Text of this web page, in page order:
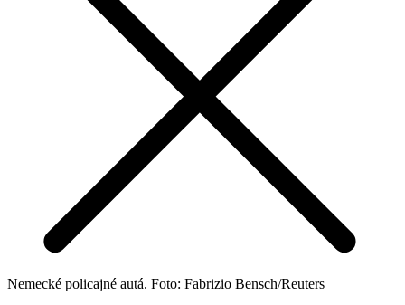
Nemecké policajné autá. Foto: Fabrizio Bensch/Reuters